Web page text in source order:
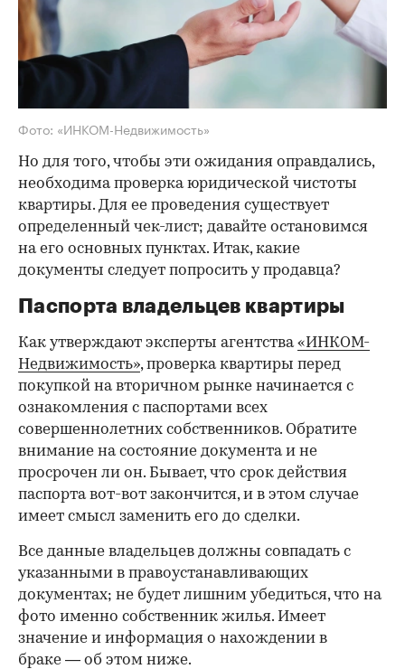
Фото: «ИНКОМ-Недвижимость»
Но для того, чтобы эти ожидания оправдались,
необходима проверка юридической чистоты
квартиры. Для ее проведения существует
определенный чек-лист; давайте остановимся
на его основных пунктах. Итак, какие
документы следует попросить у продавца?
Паспорта владельцев квартиры
Как утверждают эксперты агентства«ИНКОМ-
Недвижимость», проверка квартиры перед
покупкой на вторичном рынке начинается с
ознакомления с паспортами всех
совершеннолетних собственников. Обратите
внимание на состояние документа и не
просрочен ли он. Бывает, что срок действия
паспорта вот-вот закончится, и в этом случае
имеет смысл заменить его до сделки.
Все данные владельцев должны совпадать с
указанными в правоустанавливающих
документах; не будет лишним убедиться, что на
фото именно собственник жилья. Имеет
значение и информация о нахождении в
браке — об этом ниже.